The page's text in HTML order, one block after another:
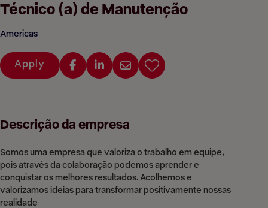
Técnico (a) de Manutenção
Americas
Apply
Descrição da empresa
Somos uma empresa que valoriza o trabalho em equipe,
pois através da colaboração podemos aprender e
conquistar os melhores resultados. Acolhemos e
valorizamos ideias para transformar positivamente nossas
realidade